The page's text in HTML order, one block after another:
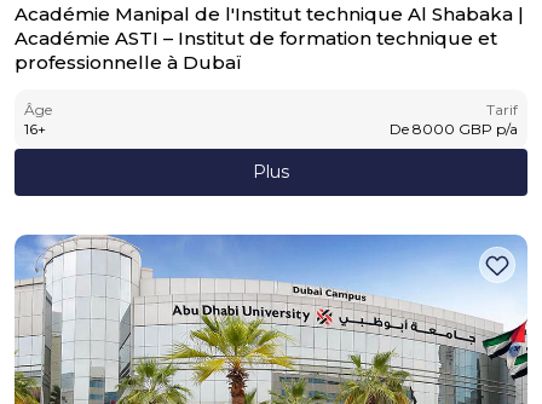
Académie Manipal de l'Institut technique Al Shabaka |
Académie ASTI – Institut de formation technique et
professionnelle à Dubaï
Âge
16+
Tarif
De 8000 GBP p/a
Plus